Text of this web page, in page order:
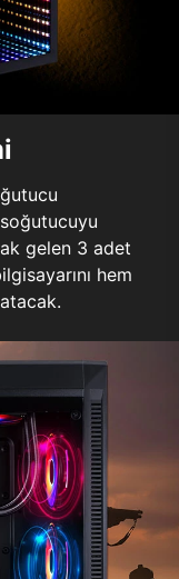
gelen 3 adet
hem